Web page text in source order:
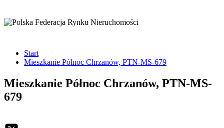
Start
Mieszkanie Północ Chrzanów, PTN-MS-679
Mieszkanie Północ Chrzanów, PTN-MS-
679